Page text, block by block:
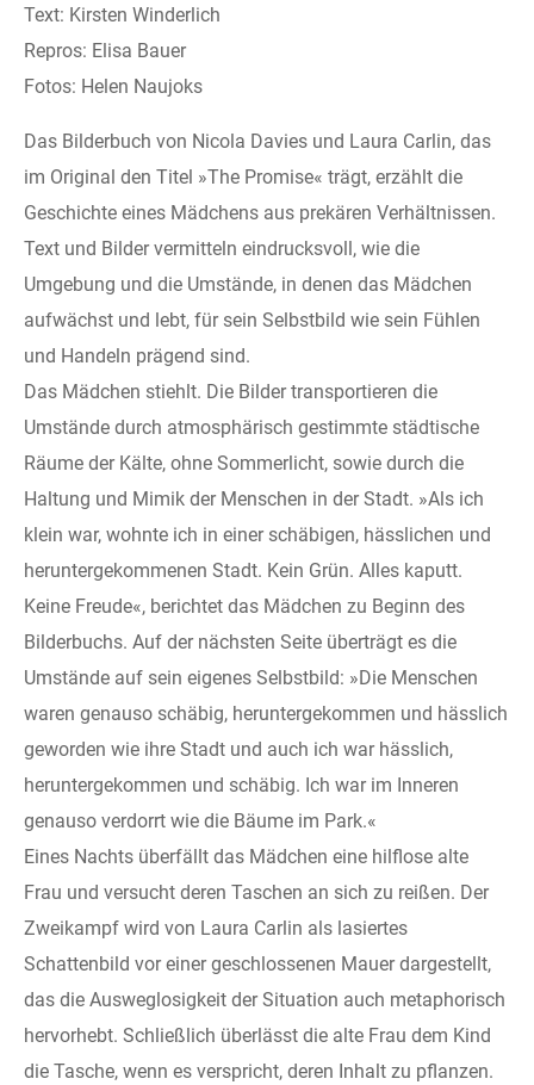
Text: Kirsten Winderlich
Repros: Elisa Bauer
Fotos: Helen Naujoks
Das Bilderbuch von Nicola Davies und Laura Carlin, das
im Original den Titel »The Promise« trägt, erzählt die
Geschichte eines Mädchens aus prekären Verhältnissen.
Text und Bilder vermitteln eindrucksvoll, wie die
Umgebung und die Umstände, in denen das Mädchen
aufwächst und lebt, für sein Selbstbild wie sein Fühlen
und Handeln prägend sind.
Das Mädchen stiehlt. Die Bilder transportieren die
Umstände durch atmosphärisch gestimmte städtische
Räume der Kälte, ohne Sommerlicht, sowie durch die
Haltung und Mimik der Menschen in der Stadt. »Als ich
klein war, wohnte ich in einer schäbigen, hässlichen und
heruntergekommenen Stadt. Kein Grün. Alles kaputt.
Keine Freude«, berichtet das Mädchen zu Beginn des
Bilderbuchs. Auf der nächsten Seite überträgt es die
Umstände auf sein eigenes Selbstbild: »Die Menschen
waren genauso schäbig, heruntergekommen und hässlich
geworden wie ihre Stadt und auch ich war hässlich,
heruntergekommen und schäbig. Ich war im Inneren
genauso verdorrt wie die Bäume im Park.«
Eines Nachts überfällt das Mädchen eine hilflose alte
Frau und versucht deren Taschen an sich zu reißen. Der
Zweikampf wird von Laura Carlin als lasiertes
Schattenbild vor einer geschlossenen Mauer dargestellt,
das die Ausweglosigkeit der Situation auch metaphorisch
hervorhebt. Schließlich überlässt die alte Frau dem Kind
die Tasche, wenn es verspricht, deren Inhalt zu pflanzen.